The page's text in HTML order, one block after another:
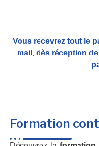
Vous recevrez tout le
mail, dès réception
Formation